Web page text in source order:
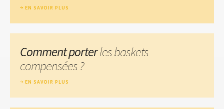
EN SAVOIR PLUS
Comment porterles baskets
compensées ?
EN SAVOIR PLUS